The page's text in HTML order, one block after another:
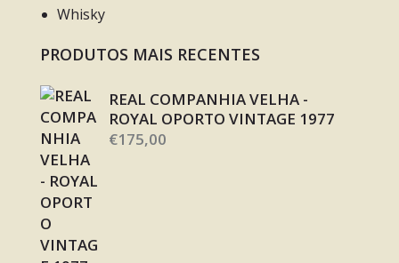
Whisky
PRODUTOS MAIS RECENTES
REAL COMPANHIA VELHA -
ROYAL OPORTO VINTAGE 1977
€175,00